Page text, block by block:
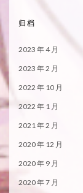
归档
2023 年 4 月
2023 年 2 月
2022 年 10 月
2022 年 1 月
2021 年 2 月
2020 年 12 月
2020 年 9 月
2020 年 7 月